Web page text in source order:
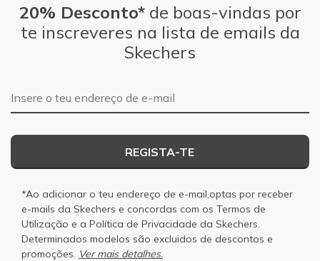
20% Desconto*de boas-vindas por
te inscreveres na lista de emails da
Skechers
Endereço de e-mail
REGISTA-TE
*Ao adicionar o teu endereço de e-mail,optas por receber
e-mails da Skechers e concordas com os Termos de
Utilização e a Política de Privacidade da Skechers.
Determinados modelos são excluidos de descontos e
promoções. Ver mais detalhes.